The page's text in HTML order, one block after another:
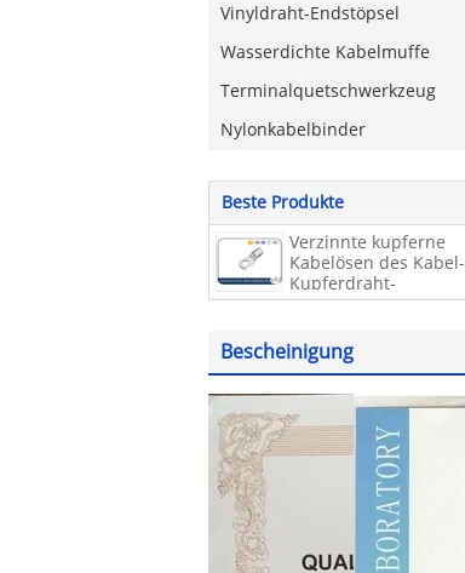
Vinyldraht-Endstöpsel
Wasserdichte Kabelmuffe
Terminalquetschwerkzeug
Nylonkabelbinder
Beste Produkte
Verzinnte kupferne
Kabelösen des Kabel-
Kupferdraht-
Anschluss-/Sc
Bescheinigung